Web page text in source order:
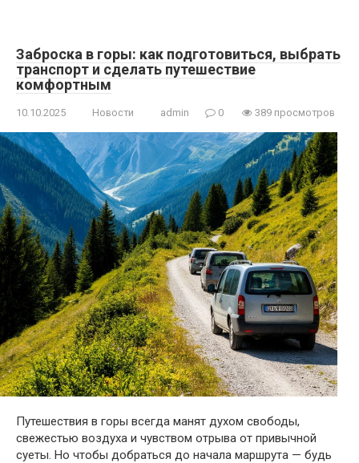
Заброска в горы: как подготовиться, выбрать
транспорт и сделать путешествие
комфортным
10.10.2025 Новости admin 0 389 просмотров
Путешествия в горы всегда манят духом свободы,
свежестью воздуха и чувством отрыва от привычной
суеты. Но чтобы добраться до начала маршрута — будь